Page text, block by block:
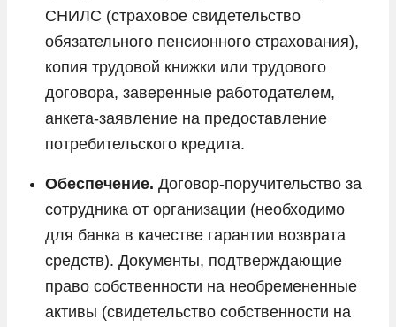
СНИЛС (страховое свидетельство
обязательного пенсионного страхования),
копия трудовой книжки или трудового
договора, заверенные работодателем,
анкета-заявление на предоставление
потребительского кредита.
Обеспечение. Договор-поручительство за
сотрудника от организации (необходимо
для банка в качестве гарантии возврата
средств). Документы, подтверждающие
право собственности на необремененные
активы (свидетельство собственности на